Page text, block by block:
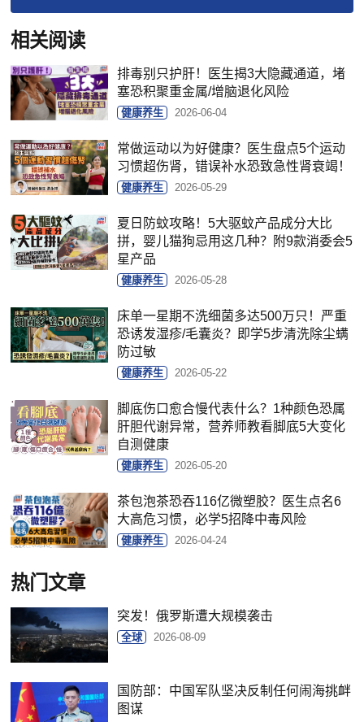
相关阅读
排毒别只护肝！医生揭3大隐藏通道，堵
塞恐积聚重金属/增脑退化风险
健康养生 2026-06-04
常做运动以为好健康？医生盘点5个运动
习惯超伤肾，错误补水恐致急性肾衰竭！
健康养生 2026-05-29
夏日防蚊攻略！5大驱蚊产品成分大比
拼，婴儿猫狗忌用这几种？附9款消委会5
星产品
健康养生 2026-05-28
床单一星期不洗细菌多达500万只！严重
恐诱发湿疹/毛囊炎？即学5步清洗除尘螨
防过敏
健康养生 2026-05-22
脚底伤口愈合慢代表什么？1种颜色恐属
肝胆代谢异常，营养师教看脚底5大变化
自测健康
健康养生 2026-05-20
茶包泡茶恐吞116亿微塑胶？医生点名6
大高危习惯，必学5招降中毒风险
健康养生 2026-04-24
热门文章
突发！俄罗斯遭大规模袭击
全球 2026-08-09
国防部：中国军队坚决反制任何闹海挑衅
图谋